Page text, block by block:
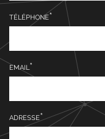
TÉLÉPHONE
EMAIL
ADRESSE